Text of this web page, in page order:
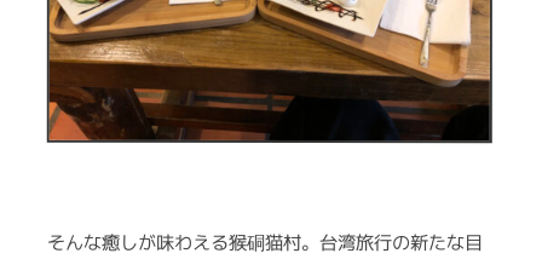
そんな癒しが味わえる猴硐猫村。台湾旅行の新たな目